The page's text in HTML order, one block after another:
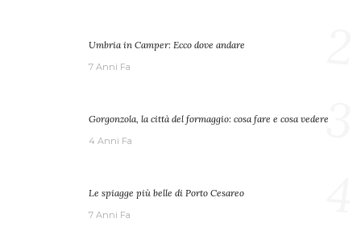
Umbria in Camper: Ecco dove andare
7 Anni Fa
Gorgonzola, la città del formaggio: cosa fare e cosa vedere
4 Anni Fa 3
Le spiagge più belle di Porto Cesareo
7 Anni Fa